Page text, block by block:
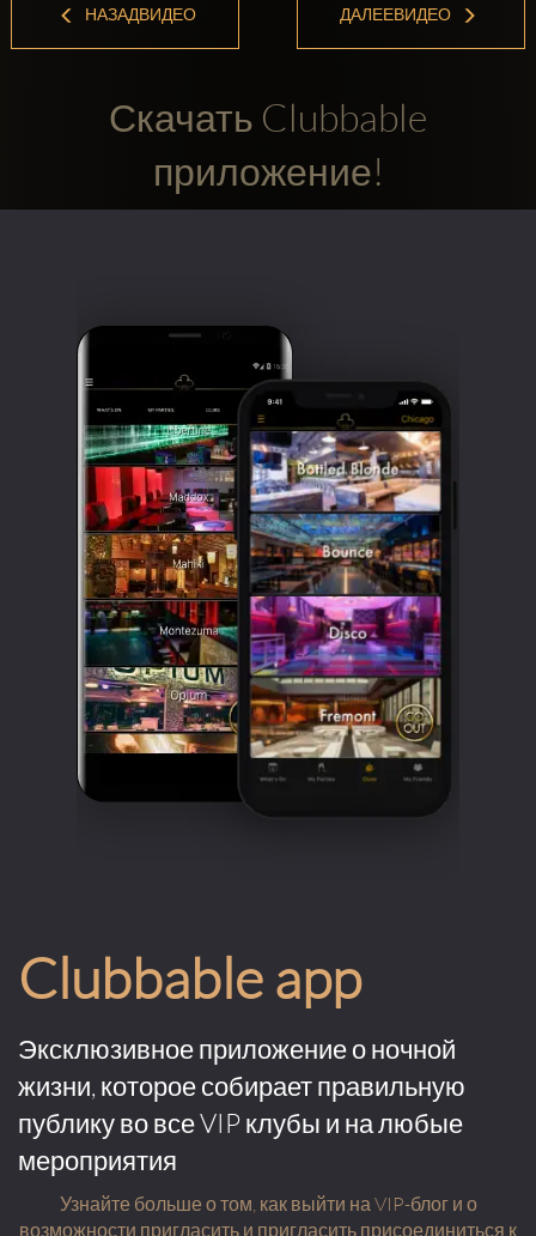
НАЗАДВИДЕО ДАЛЕЕВИДЕО
Скачать Clubbable
приложение!
Clubbable app
Эксклюзивное приложение о ночной
жизни, которое собирает правильную
публику во все VIP клубы и на любые
мероприятия
Узнайте больше о том, как выйти на VIP-блог и о
возможности пригласить и пригласить присоединиться к